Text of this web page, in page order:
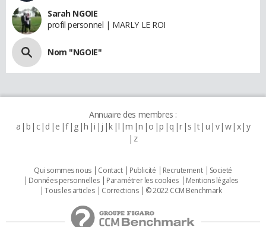
Sarah NGOIE
profil personnel | MARLY LE ROI
Nom "NGOIE"
Annuaire des membres :
a b c d e f g h i j k l m n o p q r s t u v w x y
z
Qui sommes nous Contact Publicité Recrutement
Societé
Données personnelles
Paramétrer les cookies
Mentions légales
Tous les articles
Corrections © 2022 CCM Benchmark